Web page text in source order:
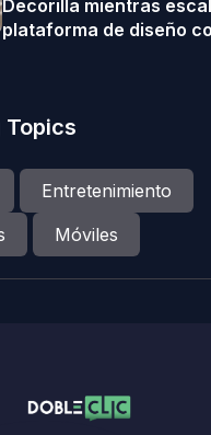
Decorilla mientras
plataforma de diseño
Topics
Entretenimiento
Móviles